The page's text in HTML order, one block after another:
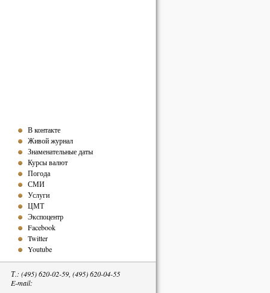
В контакте
Живой журнал
Знаменательные даты
Курсы валют
Погода
СМИ
Услуги
ЦМТ
Экспоцентр
Facebook
Twitter
Youtube
Т.: (495) 620-02-59, (495) 620-04-55
E-mail: